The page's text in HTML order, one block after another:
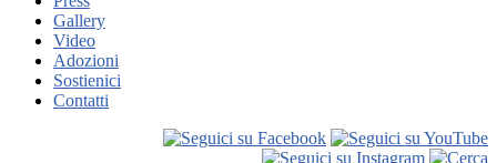
Gallery
Video
Adozioni
Sostienici
Contatti